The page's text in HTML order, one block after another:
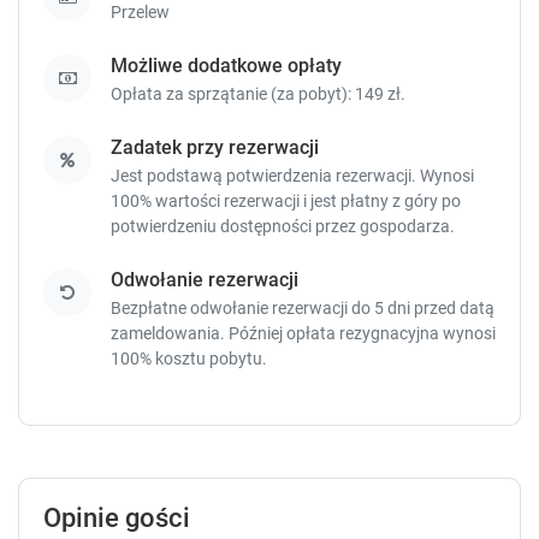
o
d
h
o
r
o
g
t
t
h
e
y
b
d
h
Przelew
Możliwe dodatkowe opłaty
Opłata za sprzątanie (za pobyt): 149 zł.
Zadatek przy rezerwacji
Jest podstawą potwierdzenia rezerwacji. Wynosi
100% wartości rezerwacji i jest płatny z góry po
potwierdzeniu dostępności przez gospodarza.
Odwołanie rezerwacji
Bezpłatne odwołanie rezerwacji do 5 dni przed datą
zameldowania. Później opłata rezygnacyjna wynosi
100% kosztu pobytu.
Opinie gości